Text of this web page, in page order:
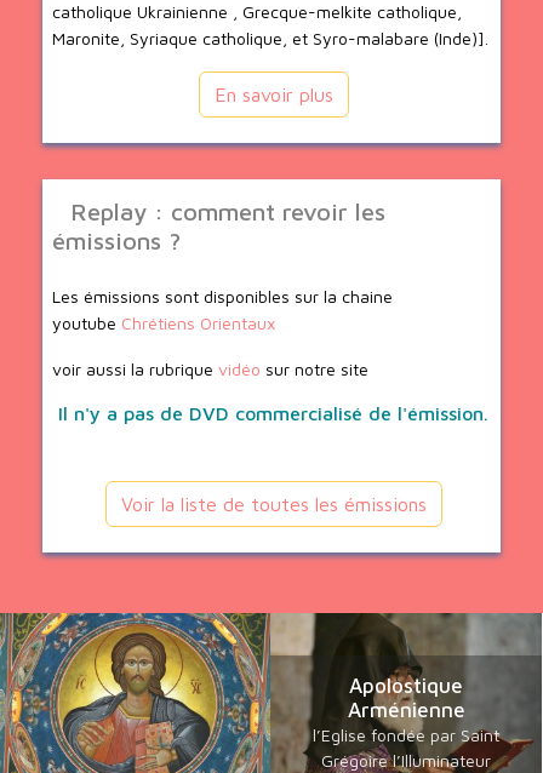
catholique Ukrainienne , Grecque-melkite catholique,
Maronite, Syriaque catholique, et Syro-malabare (Inde)].
En savoir plus
Replay : comment revoir les
émissions ?
Les émissions sont disponibles sur la chaine
youtube Chrétiens Orientaux
voir aussi la rubrique vidéo sur notre site
Il n'y a pas de DVD commercialisé de l'émission.
Voir la liste de toutes les émissions
Apolostique
Arménienne
l’Eglise fondée par Saint
Grégoire l’Illuminateur